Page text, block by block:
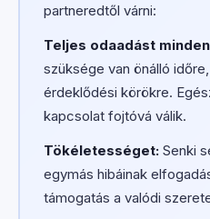
partneredtől várni:
Teljes odaadást
szüksége van önálló
érdeklődési körökre.
kapcsolat fojtóvá válik.
Tökéletességet:Senki
egymás hibáinak
támogatás a valódi